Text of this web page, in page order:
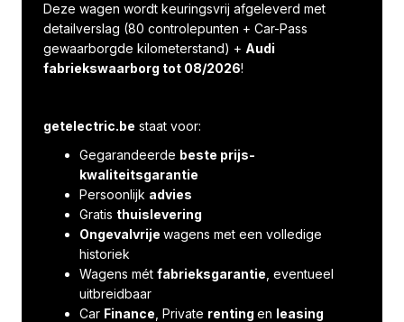
Deze wagen wordt keuringsvrij afgeleverd met
detailverslag (80 controlepunten + Car-Pass
gewaarborgde kilometerstand) + Audi
fabriekswaarborg tot 08/2026!
getelectric.be staat voor:
Gegarandeerde beste prijs-
kwaliteitsgarantie
Persoonlijk advies
Gratis thuislevering
Ongevalvrije wagens met een volledige
historiek
Wagens mét fabrieksgarantie , eventueel
uitbreidbaar
Car Finance , Private renting en leasing